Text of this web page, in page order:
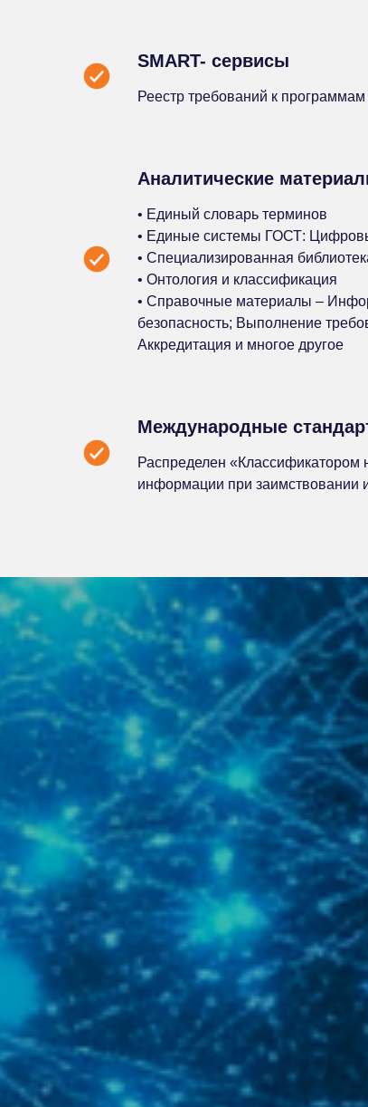
SMART- сервисы
Реестр требований к
Аналитические
• Единый словарь терминов
• Единые системы ГОСТ:
• Специализированная
• Онтология и классификация
• Справочные материалы –
безопасность; Выполнение
Аккредитация и многое другое
Международные
Распределен «Классификатором
информации при заимствовании